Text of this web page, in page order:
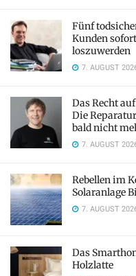
Fünf
Kunden
loszuwerden
7. AUGUST
Das Recht
Die
bald nicht
7. AUGUST
Rebellen im
Solaranlage
7. AUGUST
Das
Holzlatte